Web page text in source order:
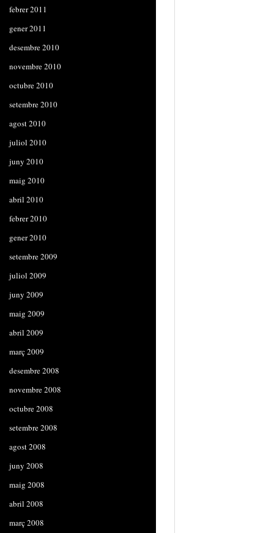
febrer 2011
gener 2011
desembre 2010
novembre 2010
octubre 2010
setembre 2010
agost 2010
juliol 2010
juny 2010
maig 2010
abril 2010
febrer 2010
gener 2010
setembre 2009
juliol 2009
juny 2009
maig 2009
abril 2009
març 2009
desembre 2008
novembre 2008
octubre 2008
setembre 2008
agost 2008
juny 2008
maig 2008
abril 2008
març 2008